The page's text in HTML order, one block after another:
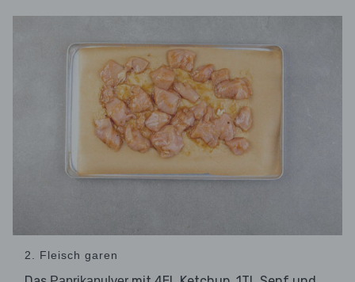
2. Fleisch garen